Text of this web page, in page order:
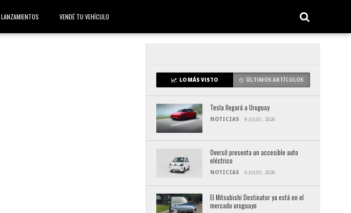
LANZAMIENTOS VENDÉ TU VEHÍCULO
LO MÁS VISTO ÚLTIMOS ARTÍCULOS
Tesla llegará a Uruguay
NOTICIAS 9 JULIO, 2026
Oversil presenta un accesible auto
eléctrico
NOTICIAS 9 JULIO, 2026
El Mitsubishi Destinator ya está en el
mercado uruguayo